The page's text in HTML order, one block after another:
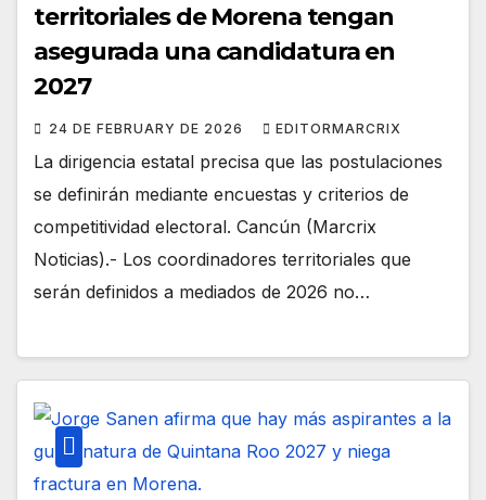
territoriales de Morena tengan
asegurada una candidatura en
2027
24 DE FEBRUARY DE 2026 EDITORMARCRIX
La dirigencia estatal precisa que las postulaciones
se definirán mediante encuestas y criterios de
competitividad electoral. Cancún (Marcrix
Noticias).- Los coordinadores territoriales que
serán definidos a mediados de 2026 no…